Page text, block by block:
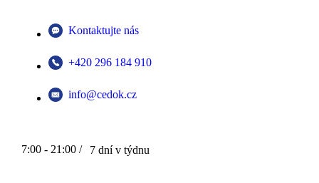
Kontaktujte nás
+420 296 184 910
info@cedok.cz
7:00 - 21:00 / 7 dní v týdnu